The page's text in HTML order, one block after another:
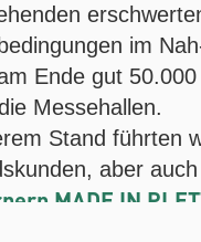
im
Ende gut
Messehallen.
Stand führten
aber
MADE IN